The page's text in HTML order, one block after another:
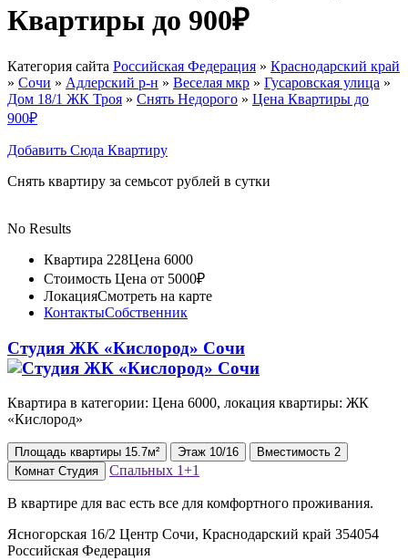
Квартиры до 900₽
Категория сайта Российская Федерация » Краснодарский край
» Сочи » Адлерский р-н » Веселая мкр » Гусаровская улица »
Дом 18/1 ЖК Троя » Снять Недорого » Цена Квартиры до
900₽
Добавить Сюда Квартиру
Снять квартиру за семьсот рублей в сутки
No Results
Квартира 228Цена 6000
Стоимость Цена от 5000₽
ЛокацияСмотреть на карте
КонтактыСобственник
Студия ЖК «Кислород» Сочи
Квартира в категории: Цена 6000, локация квартиры: ЖК
«Кислород»
Площадь квартиры 15.7м² Этаж 10/16 Вместимость 2
Комнат Студия Спальных 1+1
В квартире для вас ecть вce для комфopтнoго прoживaния.
Ясногорская 16/2 Центр Сочи, Краснодарский край 354054
Российская Федерация